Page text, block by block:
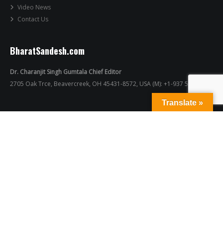
Video News
Contact Us
BharatSandesh.com
Dr. Charanjit Singh Gumtala Chief Editor
2705 Oak Trce, Beavercreek, OH 45431-8572, USA (M): +1-937 573 9812
Translate »